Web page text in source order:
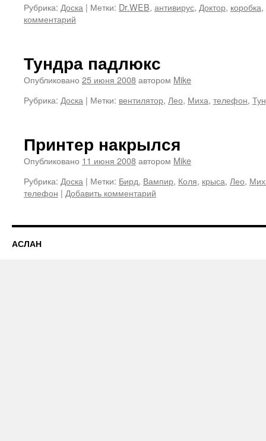
Рубрика: Доска | Метки: Dr.WEB, антивирус, Доктор, коробка,
комментарий
Тундра падлюкс
Опубликовано 25 июня 2008автором Mike
Рубрика: Доска | Метки: вентилятор, Лео, Миха, телефон,
Принтер накрылся
Опубликовано 11 июня 2008автором Mike
Рубрика: Доска | Метки: Бирд, Вампир, Коля, крыса, Лео,
телефон | Добавить комментарий
АСЛАН